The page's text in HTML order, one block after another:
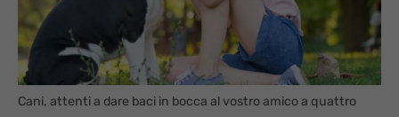
Cani, attenti a dare baci in bocca al vostro amico a quattro